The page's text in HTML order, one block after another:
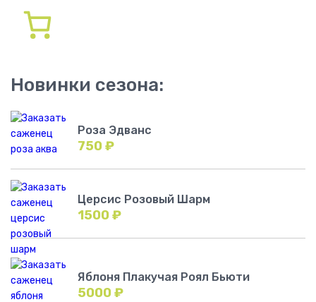
Новинки сезона:
Роза Эдванс
750₽
Церсис Розовый Шарм
1500₽
Яблоня Плакучая Роял Бьюти
5000₽